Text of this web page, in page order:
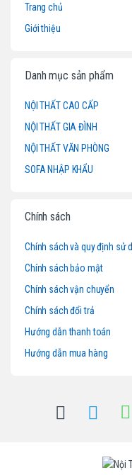
Trang chủ
Giới thiệu
Danh mục sản phẩm
NỘI THẤT CAO CẤP
NỘI THẤT GIA ĐÌNH
NỘI THẤT VĂN PHÒNG
SOFA NHẬP KHẨU
Chính sách
Chính sách và quy định sử
Chính sách bảo mật
Chính sách vận chuyển
Chính sách đổi trả
Hướng dẫn thanh toán
Hướng dẫn mua hàng